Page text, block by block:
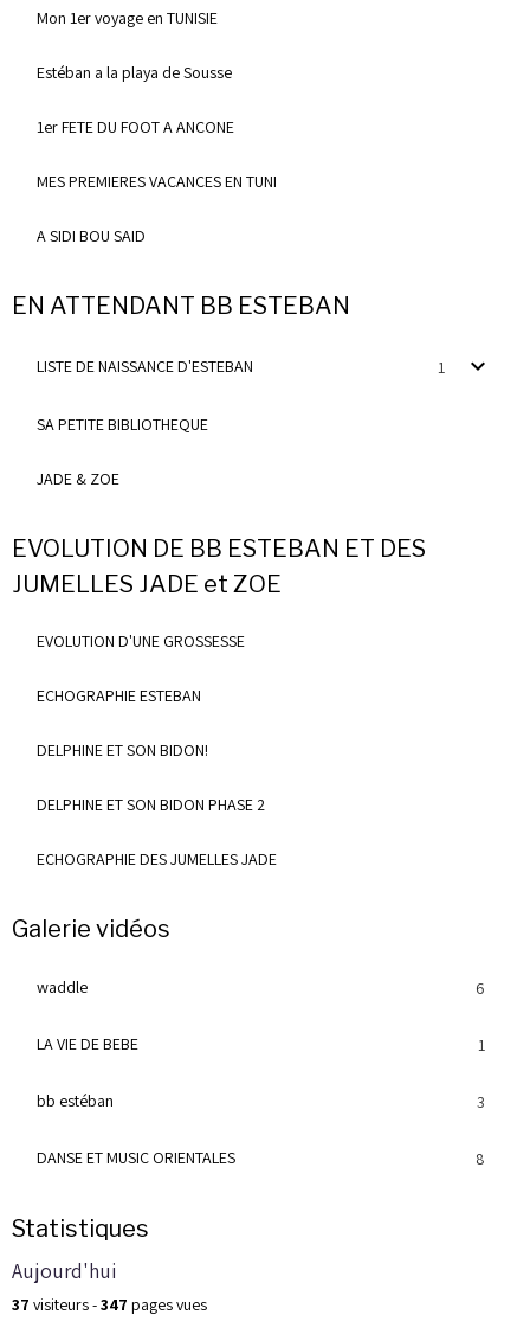
Mon 1er voyage en TUNISIE
Estéban a la playa de Sousse
1er FETE DU FOOT A ANCONE
MES PREMIERES VACANCES EN TUNI
A SIDI BOU SAID
EN ATTENDANT BB ESTEBAN
LISTE DE NAISSANCE D'ESTEBAN 1
SA PETITE BIBLIOTHEQUE
JADE & ZOE
EVOLUTION DE BB ESTEBAN ET DES
JUMELLES JADE et ZOE
EVOLUTION D'UNE GROSSESSE
ECHOGRAPHIE ESTEBAN
DELPHINE ET SON BIDON!
DELPHINE ET SON BIDON PHASE 2
ECHOGRAPHIE DES JUMELLES JADE
Galerie vidéos
waddle 6
LA VIE DE BEBE 1
bb estéban 3
DANSE ET MUSIC ORIENTALES 8
Statistiques
Aujourd'hui
37 visiteurs -347 pages vues